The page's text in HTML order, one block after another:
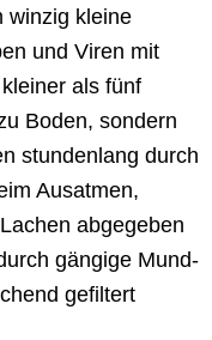
winzig kleine
und Viren mit
als fünf
Boden, sondern
stundenlang durch
Ausatmen,
abgegeben
gängige Mund-
gefiltert